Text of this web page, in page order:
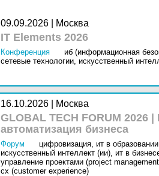
09.09.2026 | Москва
IT Elements 2026
Конференция
иб (информационная
сетевые технологии, искусственный
16.10.2026 | Москва
GLOBAL TECH FORUM
автоматизация бизнеса
Форум цифровизация, ит в
искусственный интеллект (ии), ит в
управление проектами (project
cx (customer experience)